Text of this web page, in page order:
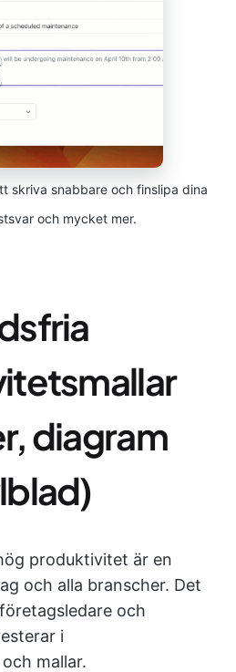
skriva snabbare och finslipa dina
och mycket mer.
diagram
produktivitet är en
och alla branscher. Det
och
i
mallar.